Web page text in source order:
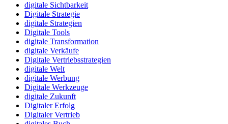
digitale Sichtbarkeit
Digitale Strategie
digitale Strategien
Digitale Tools
digitale Transformation
digitale Verkäufe
Digitale Vertriebsstrategien
digitale Welt
digitale Werbung
Digitale Werkzeuge
digitale Zukunft
Digitaler Erfolg
Digitaler Vertrieb